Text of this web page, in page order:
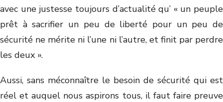
avec une justesse toujours d’actualité qu’ « un peuple
prêt à sacrifier un peu de liberté pour un peu de
sécurité ne mérite ni l’une ni l’autre, et finit par perdre
les deux ».
Aussi, sans méconnaître le besoin de sécurité qui est
réel et auquel nous aspirons tous, il faut faire preuve